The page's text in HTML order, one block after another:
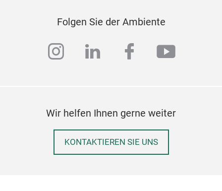
Folgen Sie der Ambiente
instagram
linkedinfacebook
Wir helfen Ihnen gerne weiter
KONTAKTIEREN SIE UNS